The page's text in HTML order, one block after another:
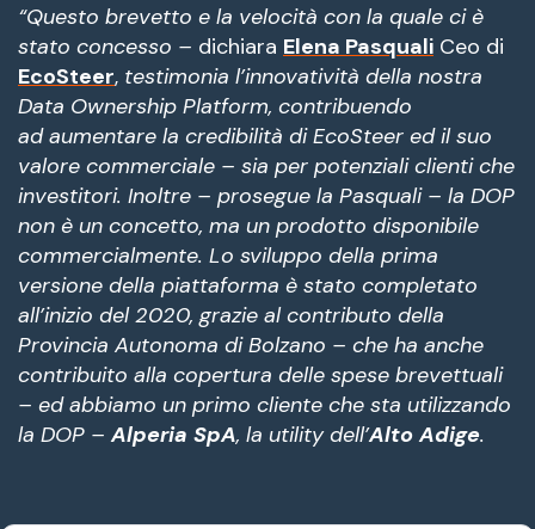
“Questo brevetto e la velocità con la quale ci è
stato concesso – dichiara Elena Pasquali Ceo di
EcoSteer, testimonia l’innovatività della nostra
Data Ownership Platform, contribuendo
ad aumentare la credibilità di EcoSteer ed il suo
valore commerciale – sia per potenziali clienti che
investitori. Inoltre – prosegue la Pasquali – la DOP
non è un concetto, ma un prodotto disponibile
commercialmente. Lo sviluppo della prima
versione della piattaforma è stato completato
all’inizio del 2020, grazie al contributo della
Provincia Autonoma di Bolzano – che ha anche
contribuito alla copertura delle spese brevettuali
– ed abbiamo un primo cliente che sta utilizzando
la DOP –Alperia SpA, la utility dell’Alto Adige.